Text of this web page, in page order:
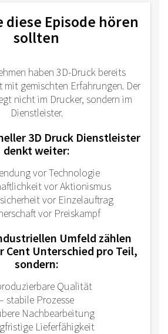
diese Episode hören
sollten
haben 3D-Druck bereits
gemischten Erfahrungen. Der
nicht im Drucker, sondern im
Dienstleister.
3D Druck Dienstleister
denkt weiter:
vor Technologie
vor Aktionismus
vor Einzelauftrag
vor Preiskampf
Umfeld zählen
Cent Unterschied pro Teil,
sondern:
Qualität
stabile Prozesse
Nachbearbeitung
Lieferfähigkeit